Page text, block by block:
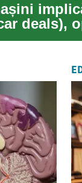
deals),